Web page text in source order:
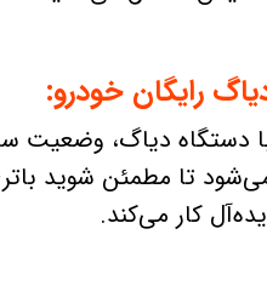
دستگاه دیاگ، وضعیت
تا مطمئن شوید
کار می‌کند.
رایگان خودرو: